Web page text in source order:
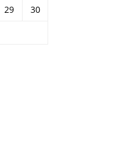
29
30